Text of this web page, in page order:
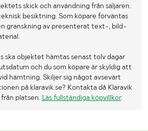
skick och användning från säljaren.
besiktning. Som köpare förväntas
granskning av presenterat text-, bild-
ska objektet hämtas senast tolv dagar
och du som köpare är skyldig att
hämtning. Skiljer sig något avsevärt
på klaravik.se? Kontakta då Klaravik
platsen. Läs fullständiga köpvillkor.